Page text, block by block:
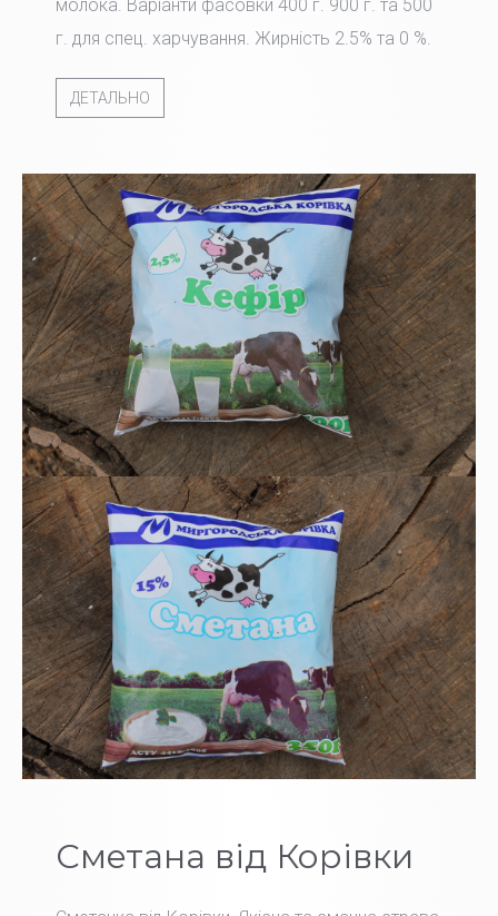
молока. Варіанти фасовки 400 г. 900 г. та 500
г. для спец. харчування. Жирність 2.5% та 0 %.
ДЕТАЛЬНО
Сметана від Корівки